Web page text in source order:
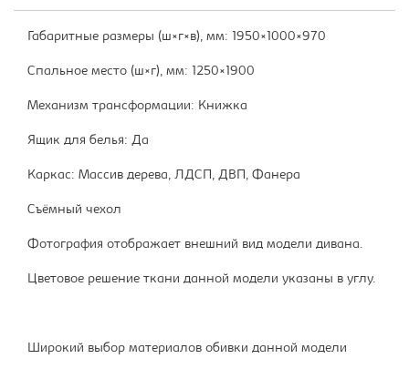
Габаритные размеры (ш×г×в), мм: 1950×1000×970
Спальное место (ш×г), мм: 1250×1900
Механизм трансформации: Книжка
Ящик для белья: Да
Каркас: Массив дерева, ЛДСП, ДВП, Фанера
Съёмный чехол
Фотография отображает внешний вид модели дивана.
Цветовое решение ткани данной модели указаны в углу.
Широкий выбор материалов обивки данной модели